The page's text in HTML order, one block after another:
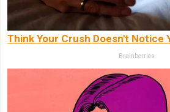
Think Your Crush Doesn't Notice
Brainberries